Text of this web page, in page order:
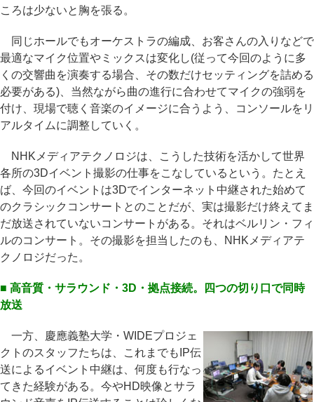
ころは少ないと胸を張る。
同じホールでもオーケストラの編成、お客さんの入りなどで
最適なマイク位置やミックスは変化し(従って今回のように多
くの交響曲を演奏する場合、その数だけセッティングを詰める
必要がある)、当然ながら曲の進行に合わせてマイクの強弱を
付け、現場で聴く音楽のイメージに合うよう、コンソールをリ
アルタイムに調整していく。
NHKメディアテクノロジは、こうした技術を活かして世界
各所の3Dイベント撮影の仕事をこなしているという。たとえ
ば、今回のイベントは3Dでインターネット中継された始めて
のクラシックコンサートとのことだが、実は撮影だけ終えてま
だ放送されていないコンサートがある。それはベルリン・フィ
ルのコンサート。その撮影を担当したのも、NHKメディアテ
クノロジだった。
■ 高音質・サラウンド・3D・拠点接続。四つの切り口で同時
放送
一方、慶應義塾大学・WIDEプロジェ
クトのスタッフたちは、これまでもIP伝
送によるイベント中継は、何度も行なっ
てきた経験がある。今やHD映像とサラ